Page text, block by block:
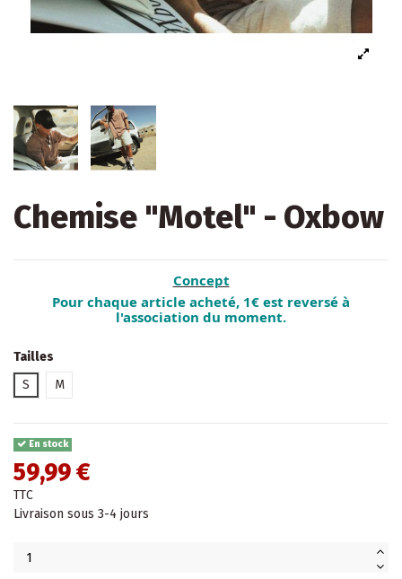
Chemise "Motel" - Oxbow
Concept
Pour chaque article acheté, 1€ est reversé à
l'association du moment.
Tailles
S
M
En stock
59,99 €
TTC
Livraison sous 3-4 jours